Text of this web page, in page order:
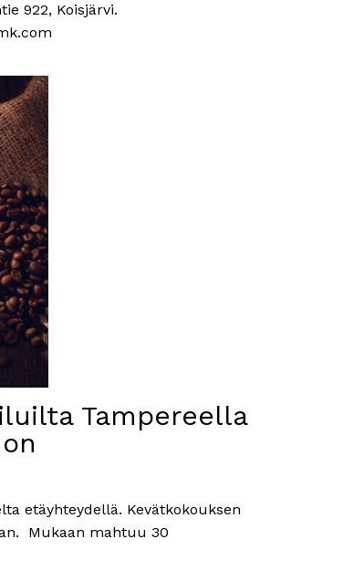
922, Koisjärvi.
Tampereella
etäyhteydellä. Kevätkokouksen
Mukaan mahtuu 30